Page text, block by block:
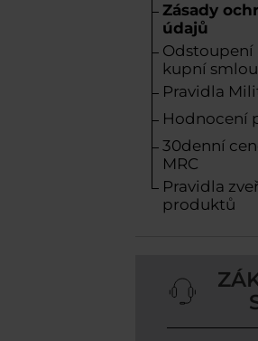
Zásady
údajů
kupní
Pravidla
Hodnocení
30denní
MRC
Pravidla
produktů